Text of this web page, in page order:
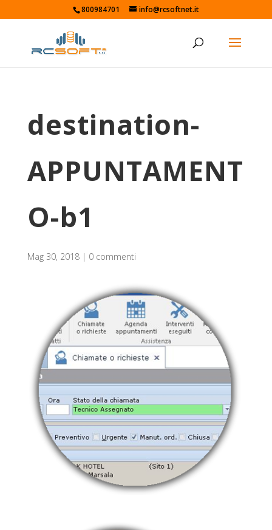
800984701 info@rcsoftnet.it
destination-
APPUNTAMENT
O-b1
Mag 30, 2018| 0 commenti